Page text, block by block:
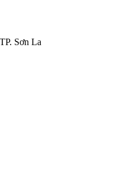
Sơn La